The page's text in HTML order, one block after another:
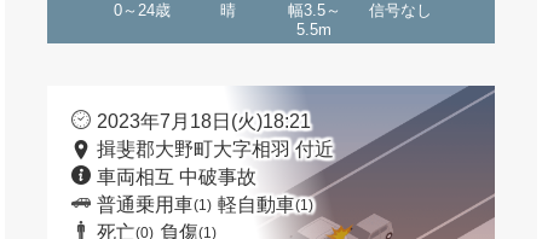
0～24歳 晴
幅3.5～
5.5m
信号なし
2023年7月18日(火)18:21
揖斐郡大野町大字相羽 付近
車両相互 中破事故
普通乗用車(1) 軽自動車(1)
死亡(0) 負傷(1)